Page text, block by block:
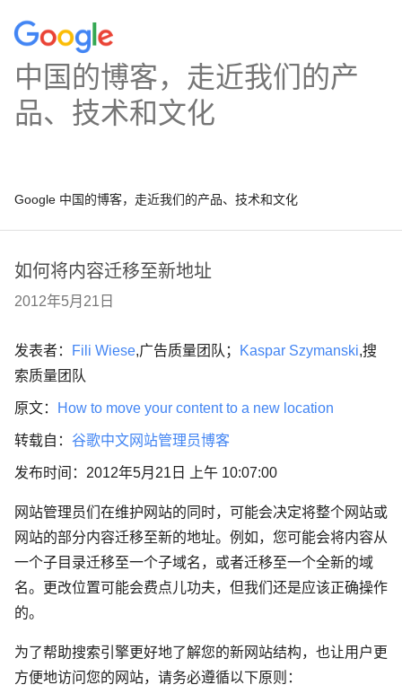
中国的博客，走近我们的产
品、技术和文化
Google 中国的博客，走近我们的产品、技术和文化
如何将内容迁移至新地址
2012年5月21日
发表者： Fili Wiese,广告质量团队； Kaspar Szymanski,搜
索质量团队
原文： How to move your content to a new location
转载自： 谷歌中文网站管理员博客
发布时间：2012年5月21日 上午 10:07:00
网站管理员们在维护网站的同时，可能会决定将整个网站或
网站的部分内容迁移至新的地址。例如，您可能会将内容从
一个子目录迁移至一个子域名，或者迁移至一个全新的域
名。更改位置可能会费点儿功夫，但我们还是应该正确操作
的。
为了帮助搜索引擎更好地了解您的新网站结构，也让用户更
方便地访问您的网站，请务必遵循以下原则：